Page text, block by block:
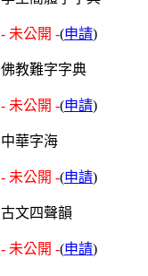
- 未公開 -(申請)
佛教難字字典
- 未公開 -(申請)
中華字海
- 未公開 -(申請)
古文四聲韻
- 未公開 -(申請)